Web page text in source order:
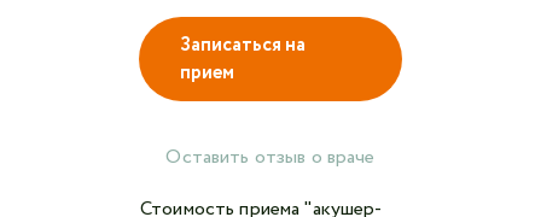
Записаться на
прием
Оставить отзыв о враче
Стоимость приема "акушер-
Авторизоваться в личном кабинете
или войти через VK ID с использованием данных